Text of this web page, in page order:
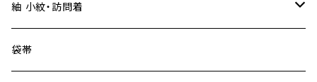
紬 小紋・訪問着
大島紬
袋帯